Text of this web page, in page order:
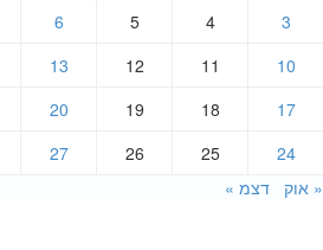
10
12
13
17
18
19
20
24
25
26
27
דצמ »